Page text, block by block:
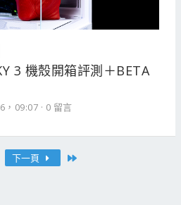
3 機殼開箱評測＋BETA
，09:07 0 留言
下一頁